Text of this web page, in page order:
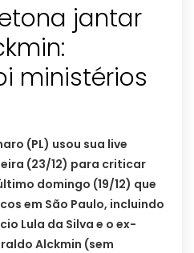
jantar
ministérios
(PL) usou sua live
(23/12) para criticar
domingo (19/12) que
em São Paulo, incluindo
Lula da Silva e o ex-
Alckmin (sem